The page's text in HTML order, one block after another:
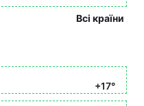
Всі країни
+17°